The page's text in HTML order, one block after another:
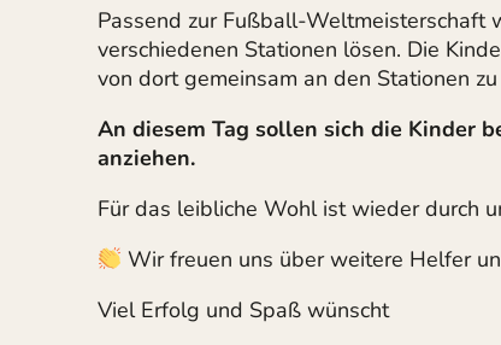
Passend zur Fußball-Weltmeisterschaft
verschiedenen Stationen lösen. Die
von dort gemeinsam an den Stationen
An diesem Tag sollen sich die Kinder
anziehen.
Für das leibliche Wohl ist wieder durch
Wir freuen uns über weitere Helfer
Viel Erfolg und Spaß wünscht